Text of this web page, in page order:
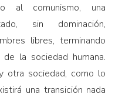
al comunismo, una
sin dominación,
libres, terminando
la sociedad humana.
otra sociedad, como lo
una transición nada